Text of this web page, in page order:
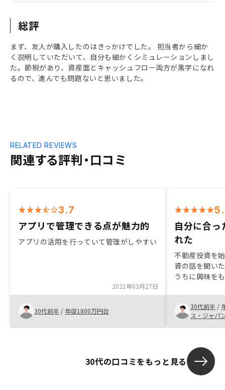
総評
まず、友人が購入したのはきっかけでした。 担当者から細か
く説明していただいて、自分も細かくシミュレーションしまし
た。節税があり、資産面とキャッシュフロー両方が黒字になれ
るので、進んでも問題ないと思いました。
関連する評判・口コミ
RELATED REVIEWS
3.7
アプリで管理できる点が魅力的
アプリの活用を行っていて管理がしやすい
2021年03月27日
30代前半 / 年収1800万円台
自分に合
れた
不動産投資を
資の話を聞い
うちに興味を
た。 提案内容
入しました。
30代前半 /
ス・ジャパ
30代の口コミをもっと見る